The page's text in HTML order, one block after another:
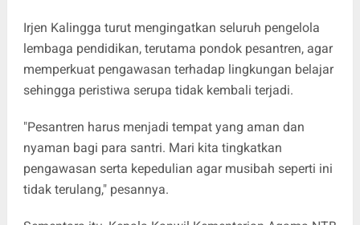
Irjen Kalingga turut mengingatkan seluruh pengelola
lembaga pendidikan, terutama pondok pesantren, agar
memperkuat pengawasan terhadap lingkungan belajar
sehingga peristiwa serupa tidak kembali terjadi.
"Pesantren harus menjadi tempat yang aman dan
nyaman bagi para santri. Mari kita tingkatkan
pengawasan serta kepedulian agar musibah seperti ini
tidak terulang," pesannya.